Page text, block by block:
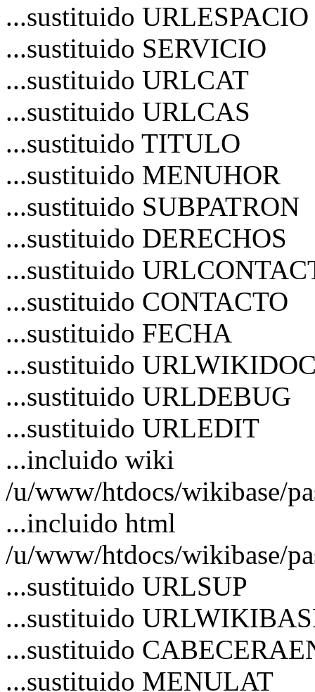
...sustituido URLESPACIO
...sustituido SERVICIO
...sustituido URLCAT
...sustituido URLCAS
...sustituido TITULO
...sustituido MENUHOR
...sustituido SUBPATRON
...sustituido DERECHOS
...sustituido
...sustituido CONTACTO
...sustituido FECHA
...sustituido
...sustituido URLDEBUG
...sustituido URLEDIT
...incluido wiki
/u/www/htdocs/wikibase/
...incluido html
/u/www/htdocs/wikibase/
...sustituido URLSUP
...sustituido
...sustituido
...sustituido MENULAT